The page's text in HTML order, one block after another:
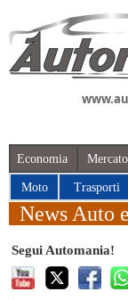
Economia Mercato
Moto Trasporti
News Auto
Segui Automania!